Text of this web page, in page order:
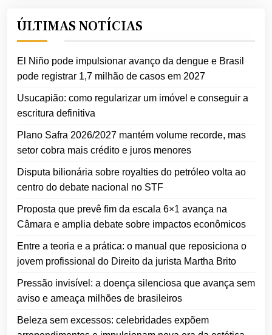
ÚLTIMAS NOTÍCIAS
El Niño pode impulsionar avanço da dengue e Brasil
pode registrar 1,7 milhão de casos em 2027
Usucapião: como regularizar um imóvel e conseguir a
escritura definitiva
Plano Safra 2026/2027 mantém volume recorde, mas
setor cobra mais crédito e juros menores
Disputa bilionária sobre royalties do petróleo volta ao
centro do debate nacional no STF
Proposta que prevê fim da escala 6×1 avança na
Câmara e amplia debate sobre impactos econômicos
Entre a teoria e a prática: o manual que reposiciona o
jovem profissional do Direito da jurista Martha Brito
Pressão invisível: a doença silenciosa que avança sem
aviso e ameaça milhões de brasileiros
Beleza sem excessos: celebridades expõem